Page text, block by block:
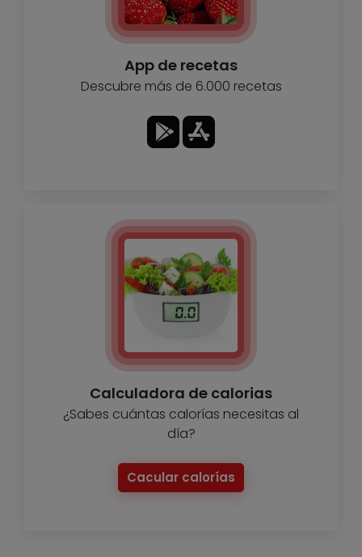
App de recetas
Descubre más de 6.000 recetas
Calculadora de calorias
¿Sabes cuántas calorías necesitas al
día?
Cacular calorías